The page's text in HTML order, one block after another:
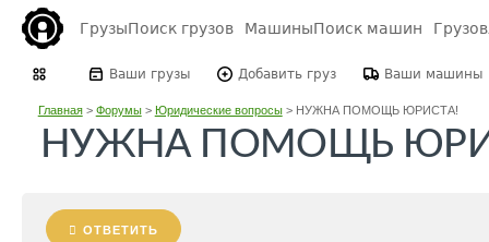
ГрузыПоиск грузов МашиныПоиск машин
Ваши грузы Добавить груз Ваши машины
Главная> Форумы> Юридические вопросы> НУЖНА ПОМОЩЬ ЮРИСТА!
НУЖНА ПОМОЩЬ
ОТВЕТИТЬ